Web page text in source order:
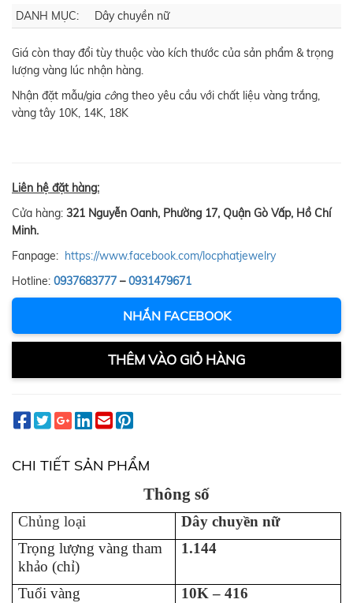
DANH MỤC: Dây chuyền nữ
Giá còn thay đổi tùy thuộc vào kích thước của sản phẩm & trọng
lượng vàng lúc nhận hàng.
Nhận đặt mẫu/gia công theo yêu cầu với chất liệu vàng trắng,
vàng tây 10K, 14K, 18K
Liên hệ đặt hàng:
Cửa hàng: 321 Nguyễn Oanh, Phường 17, Quận Gò Vấp, Hồ Chí
Minh.
Fanpage: https://www.facebook.com/locphatjewelry
Hotline: 0937683777 –0931479671
NHẮN FACEBOOK
THÊM VÀO GIỎ HÀNG
CHI TIẾT SẢN PHẨM
Thông số
Chủng loại
Dây chuyền nữ
Trọng lượng vàng tham
khảo (chỉ)
1.144
Tuổi vàng 10K – 416